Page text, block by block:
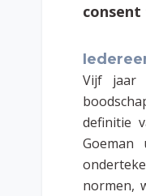
Vijf jaar
definitie
normen,